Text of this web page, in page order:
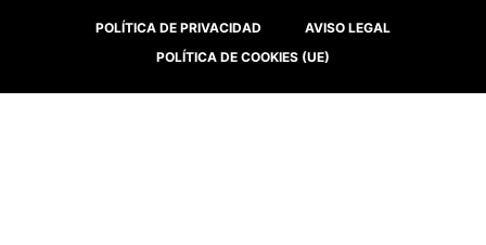
POLÍTICA DE PRIVACIDAD
AVISO LEGAL
POLÍTICA DE COOKIES (UE)